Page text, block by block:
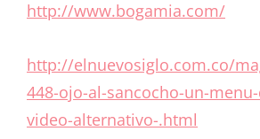
http://www.bogamia.com/
http://elnuevosiglo.com.co/
448-ojo-al-sancocho-un-
video-alternativo-.html